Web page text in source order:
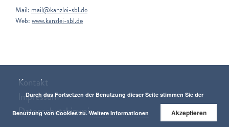
Mail: mail@kanzlei-sbl.de
Web:www.kanzlei-sbl.de
Kontakt
Impressum
Datenschutzhinweis
Durch das Fortsetzen der Benutzung dieser Seite stimmen Sie der
Benutzung von Cookies zu. Weitere Informationen Akzeptieren